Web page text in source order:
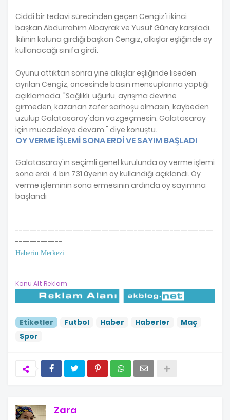
Ciddi bir tedavi sürecinden geçen Cengiz'i ikinci
başkan Abdurrahim Albayrak ve Yusuf Günay karşıladı.
İkilinin koluna girdiği başkan Cengiz, alkışlar eşliğinde oy
kullanacağı sınıfa girdi.
Oyunu attıktan sonra yine alkışlar eşliğinde liseden
ayrılan Cengiz, öncesinde basın mensuplarına yaptığı
açıklamada, "Sağlıklı, uğurlu, ayrışma devrine
girmeden, kazanan zafer sarhoşu olmasın, kaybeden
üzülüp Galatasaray'dan vazgeçmesin. Galatasaray
için mücadeleye devam." diye konuştu.
OY VERME İŞLEMİ SONA ERDİ VE SAYIM BAŞLADI
Galatasaray'ın seçimli genel kurulunda oy verme işlemi
sona erdi. 4 bin 731 üyenin oy kullandığı açıklandı. Oy
verme işleminin sona ermesinin ardında oy sayımına
başlandı
-------------------------------------------------------
-------------
Haberin Merkezi
Konu Alt Reklam
Etiketler Futbol Haber Haberler
Maç
Spor
Zara